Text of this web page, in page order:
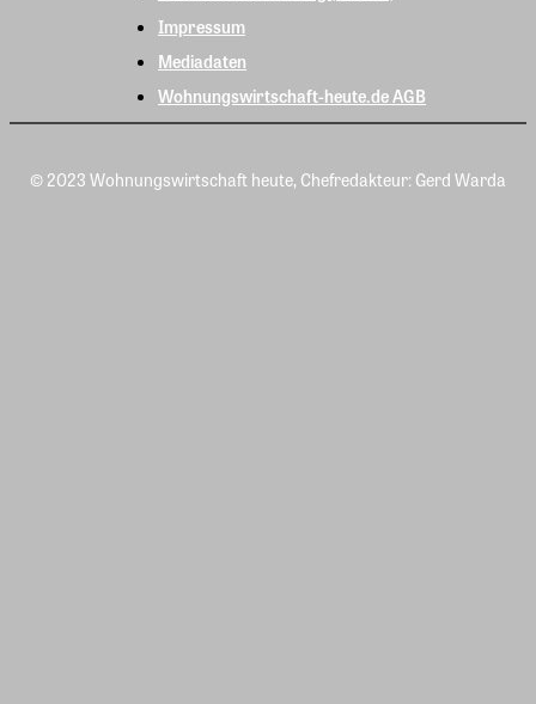
Impressum
Mediadaten
Wohnungswirtschaft-heute.de AGB
© 2023 Wohnungswirtschaft heute, Chefredakteur: Gerd Warda